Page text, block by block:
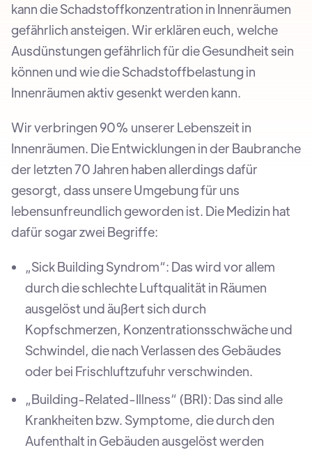
kann die Schadstoffkonzentration in Innenräumen
gefährlich ansteigen. Wir erklären euch, welche
Ausdünstungen gefährlich für die Gesundheit sein
können und wie die Schadstoffbelastung in
Innenräumen aktiv gesenkt werden kann.
Wir verbringen 90% unserer Lebenszeit in
Innenräumen. Die Entwicklungen in der Baubranche
der letzten 70 Jahren haben allerdings dafür
gesorgt, dass unsere Umgebung für uns
lebensunfreundlich geworden ist. Die Medizin hat
dafür sogar zwei Begriffe:
„Sick Building Syndrom“: Das wird vor allem
durch die schlechte Luftqualität in Räumen
ausgelöst und äußert sich durch
Kopfschmerzen, Konzentrationsschwäche und
Schwindel, die nach Verlassen des Gebäudes
oder bei Frischluftzufuhr verschwinden.
„Building-Related-Illness“ (BRI): Das sind alle
Krankheiten bzw. Symptome, die durch den
Aufenthalt in Gebäuden ausgelöst werden